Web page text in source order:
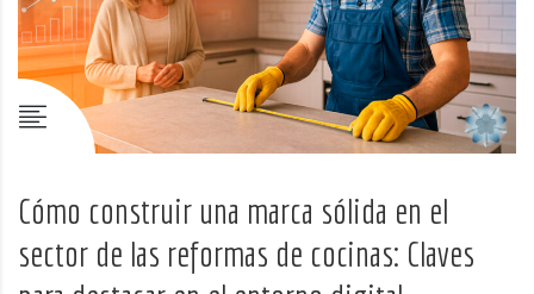
Cómo construir una marca sólida en el
sector de las reformas de cocinas: Claves